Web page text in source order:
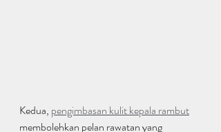
Kedua, pengimbasan kulit kepala rambut
membolehkan pelan rawatan yang